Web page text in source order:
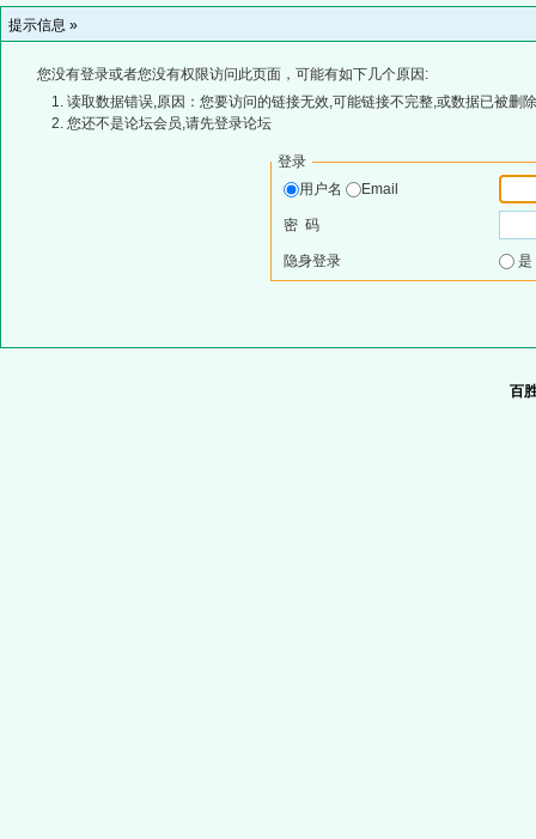
提示信息 »
您没有登录或者您没有权限访问此页面，可能有如下几个原因:
读取数据错误,原因：您要访问的链接无效,可能链接不完整,或数据已被删
您还不是论坛会员,请先登录论坛
登录
用户名
Email
密 码
隐身登录
百